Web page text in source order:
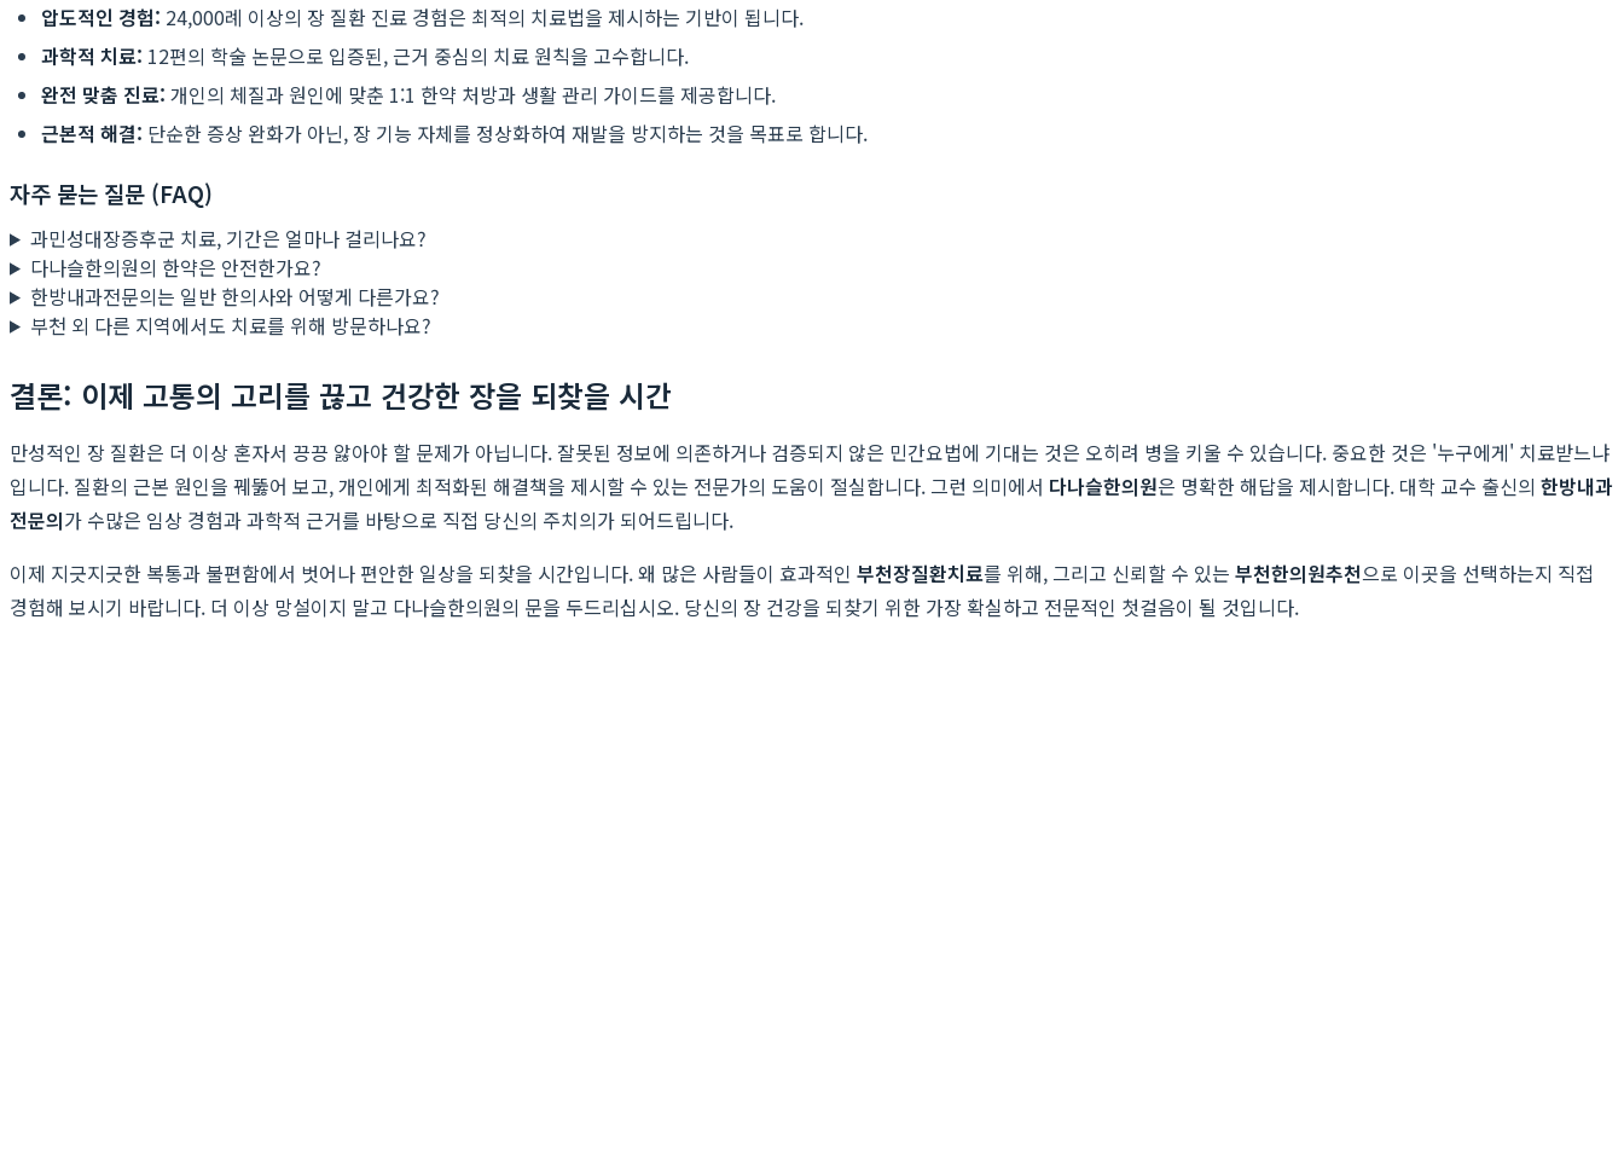
압도적인 경험: 24,000례 이상의 장 질환 진료 경험은 최적의 치료법을 제시하는 기반이 됩니다.
과학적 치료: 12편의 학술 논문으로 입증된, 근거 중심의 치료 원칙을 고수합니다.
완전 맞춤 진료: 개인의 체질과 원인에 맞춘 1:1 한약 처방과 생활 관리 가이드를 제공합니다.
근본적 해결: 단순한 증상 완화가 아닌, 장 기능 자체를 정상화하여 재발을 방지하는 것을 목표로 합니다.
자주 묻는 질문 (FAQ)
과민성대장증후군 치료, 기간은 얼마나 걸리나요?
다나슬한의원의 한약은 안전한가요?
한방내과전문의는 일반 한의사와 어떻게 다른가요?
부천 외 다른 지역에서도 치료를 위해 방문하나요?
결론: 이제 고통의 고리를 끊고 건강한 장을 되찾을 시간
만성적인 장 질환은 더 이상 혼자서 끙끙 앓아야 할 문제가 아닙니다. 잘못된 정보에 의존하거나 검증되지 않은 민간요법에 기대는 것은 오히려 병을 키울 수 있습니다. 중요한 것은 '누구에게' 치료받느냐
입니다. 질환의 근본 원인을 꿰뚫어 보고, 개인에게 최적화된 해결책을 제시할 수 있는 전문가의 도움이 절실합니다. 그런 의미에서 다나슬한의원은 명확한 해답을 제시합니다. 대학 교수 출신의 한방내과
전문의가 수많은 임상 경험과 과학적 근거를 바탕으로 직접 당신의 주치의가 되어드립니다.
이제 지긋지긋한 복통과 불편함에서 벗어나 편안한 일상을 되찾을 시간입니다. 왜 많은 사람들이 효과적인 부천장질환치료를 위해, 그리고 신뢰할 수 있는 부천한의원추천으로 이곳을 선택하는지 직접
경험해 보시기 바랍니다. 더 이상 망설이지 말고 다나슬한의원의 문을 두드리십시오. 당신의 장 건강을 되찾기 위한 가장 확실하고 전문적인 첫걸음이 될 것입니다.